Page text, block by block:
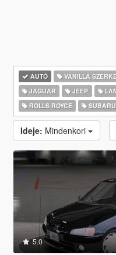
AUTÓ VANILLA
JAGUAR
JEEP
ROLLS ROYCE
SUBARU
Ideje: Mindenkori
5.0